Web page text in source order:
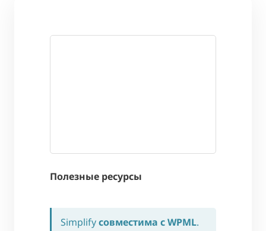
Полезные ресурсы
Simplifyсовместима с WPML.